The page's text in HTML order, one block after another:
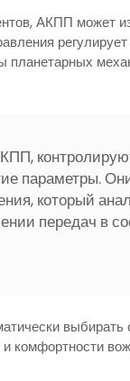
АКПП может
планетарных
параметры.
который
передач в
комфортности